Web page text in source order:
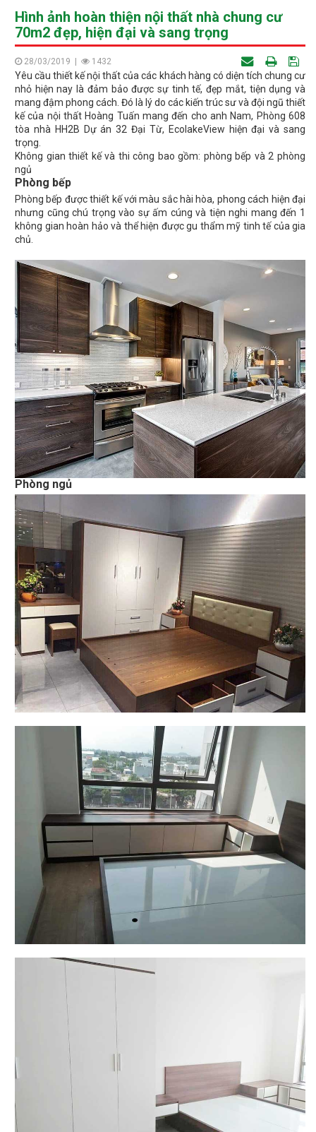
Hình ảnh hoàn thiện nội thất nhà chung cư
70m2 đẹp, hiện đại và sang trọng
28/03/2019 1432
Yêu cầu thiết kế nội thất của các khách hàng có diện tích chung cư
nhỏ hiện nay là đảm bảo được sự tinh tế, đẹp mắt, tiện dụng và
mang đậm phong cách. Đó là lý do các kiến trúc sư và đội ngũ thiết
kế của nội thất Hoàng Tuấn mang đến cho anh Nam, Phòng 608
tòa nhà HH2B Dự án 32 Đại Từ, EcolakeView hiện đại và sang
trọng.
Không gian thiết kế và thi công bao gồm: phòng bếp và 2 phòng
ngủ
Phòng bếp
Phòng bếp được thiết kế với màu sắc hài hòa, phong cách hiện đại
nhưng cũng chú trọng vào sự ấm cúng và tiện nghi mang đến 1
không gian hoàn hảo và thể hiện được gu thẩm mỹ tinh tế của gia
chủ.
Phòng ngủ